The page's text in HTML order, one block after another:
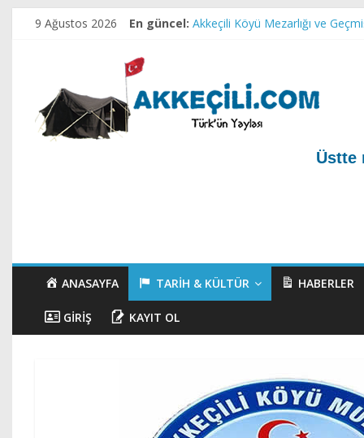
9 Ağustos 2026 En güncel: Akkeçili Köyü Mezarlığı ve
Test yazı
Üstte
ANASAYFA TARIH & KÜLTÜR HABERLER
GIRIŞ KAYIT OL